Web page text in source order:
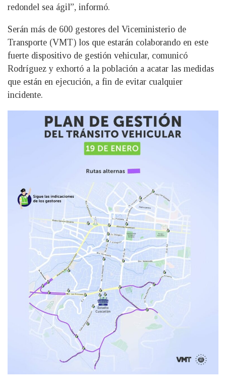
redondel sea ágil”, informó.
Serán más de 600 gestores del Viceministerio de
Transporte (VMT) los que estarán colaborando en este
fuerte dispositivo de gestión vehicular, comunicó
Rodríguez y exhortó a la población a acatar las medidas
que están en ejecución, a fin de evitar cualquier
incidente.